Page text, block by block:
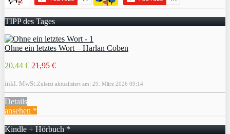
TIPP des Tages
Ohne ein letztes Wort – Harlan Coben
20,44 € 21,95 €
inkl. MwSt. Zuletzt aktualisiert am: 29. März 2026 09:14
Details
ansehen *
Kindle + Hörbuch *